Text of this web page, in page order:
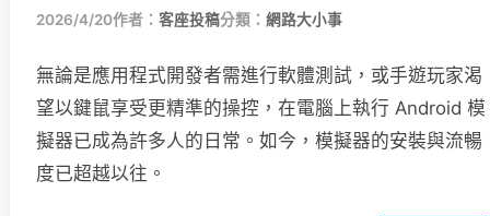
2026/4/20作者： 客座投稿分類： 網路大小事
無論是應用程式開發者需進行軟體測試，或手遊玩家渴
望以鍵鼠享受更精準的操控，在電腦上執行 Android 模
擬器已成為許多人的日常。如今，模擬器的安裝與流暢
度已超越以往。